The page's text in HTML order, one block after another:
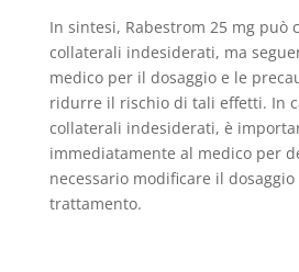
In sintesi, Rabestrom 25 mg può
collaterali indesiderati, ma
medico per il dosaggio e le
ridurre il rischio di tali effetti. In
collaterali indesiderati, è
immediatamente al medico per
necessario modificare il
trattamento.